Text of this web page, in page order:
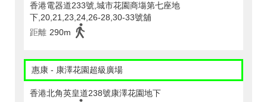
香港電器道233號,城市花園商塲第七座地
下,20,21,23,24,26-28,30-33號舖
距離 290m
惠康 - 康澤花園超級廣場
香港北角英皇道238號康澤花園地下